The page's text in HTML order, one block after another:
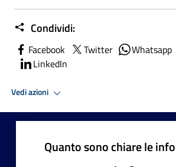
Condividi:
Facebook Twitter Whatsapp
LinkedIn
Vedi azioni
Quanto sono chiare le